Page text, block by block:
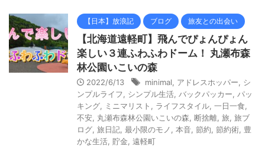
【日本】放浪記 ブログ 旅友との出会い
【北海道遠軽町】飛んでぴょんぴょん
楽しい３連ふわふわドーム！ 丸瀬布森
林公園いこいの森
2022/6/13 minimal アドレスホッパー
シ
ンプルライフ
シンプル生活 バックパッカー
パッ
キング
ミニマリスト ライフスタイル 一日一食
不安 丸瀬布森林公園いこいの森 断捨離 旅 旅ブ
ログ 旅日記 最小限のモノ 本音 節約 節約術 豊
かな生活 貯金 遠軽町